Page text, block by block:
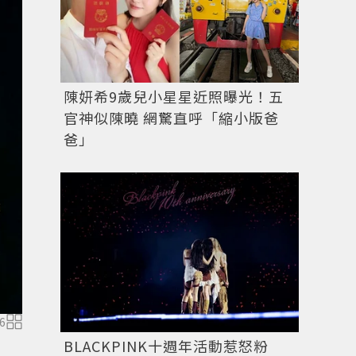
6
陳妍希9歲兒小星星近照曝光！五
官神似陳曉 網驚直呼「縮小版爸
爸」
BLACKPINK十週年活動惹怒粉